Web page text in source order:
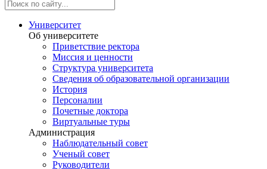
Университет
Об университете
Приветствие ректора
Миссия и ценности
Структура университета
Сведения об образовательной организации
История
Персоналии
Почетные доктора
Виртуальные туры
Администрация
Наблюдательный совет
Ученый совет
Руководители